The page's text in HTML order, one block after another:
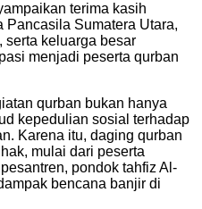
terima kasih
Pancasila Sumatera Utara,
serta keluarga besar
menjadi peserta qurban
qurban bukan hanya
kepedulian sosial terhadap
Karena itu, daging qurban
mulai dari peserta
pondok tahfiz Al-
bencana banjir di